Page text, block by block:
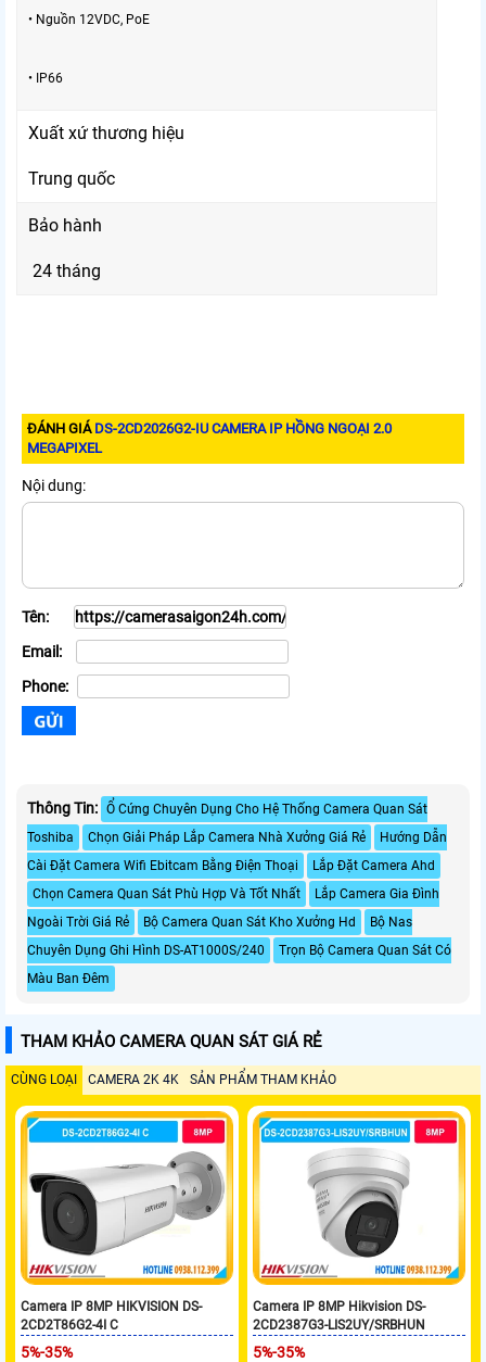
• Nguồn 12VDC, PoE
• IP66
Xuất xứ thương hiệu
Trung quốc
Bảo hành
24 tháng
ĐÁNH GIÁ DS-2CD2026G2-IU CAMERA IP HỒNG NGOẠI 2.0
MEGAPIXEL
Nội dung:
Tên:
Email:
Phone:
Thông Tin: Ổ Cứng Chuyên Dụng Cho Hệ Thống Camera Quan Sát
Toshiba
Chọn Giải Pháp Lắp Camera Nhà Xưởng Giá Rẻ
Hướng Dẫn
Cài Đặt Camera Wifi Ebitcam Bằng Điện Thoại
Lắp Đặt Camera Ahd
Chọn Camera Quan Sát Phù Hợp Và Tốt Nhất
Lắp Camera Gia Đình
Ngoài Trời Giá Rẻ
Bộ Camera Quan Sát Kho Xưởng Hd
Bộ Nas
Chuyên Dụng Ghi Hình DS-AT1000S/240
Trọn Bộ Camera Quan Sát Có
Màu Ban Đêm
THAM KHẢO CAMERA QUAN SÁT GIÁ RẺ
CÙNG LOẠI CAMERA 2K 4K SẢN PHẨM THAM KHẢO
Camera IP 8MP HIKVISION DS-
2CD2T86G2-4I C
5%-35%
Camera IP 8MP Hikvision DS-
2CD2387G3-LIS2UY/SRBHUN
5%-35%